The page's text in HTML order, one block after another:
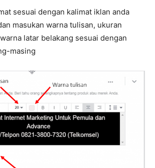
sesuai dengan kalimat iklan anda
masukan warna tulisan, ukuran
latar belakang sesuai dengan
masing